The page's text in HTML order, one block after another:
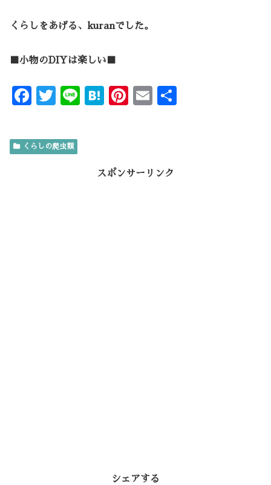
くらしをあげる、kuranでした。
■小物のDIYは楽しい■
F
e
b
T
it
te
Li
H
a
Pi
t
E
くらしの爬虫類
スポンサーリンク
シェアする